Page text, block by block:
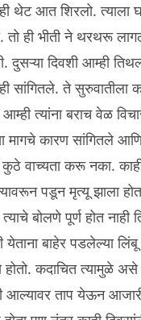
थेट आत शिरलो. त्याला
तो ही भीती ने थरथरू
दुसऱ्या दिवशी आम्ही
सांगितले. ते सुरुवातीला
त्यांना बराच वेळ
मागचे कारण सांगितले
कुठे वाच्यता करू नका. काही
पडून मृत्यू झाला
बोलणे पूर्ण होत नाही
येताना बाहेर पडलेल्या
कदाचित त्यामुळे
आल्यावर ताप येऊन